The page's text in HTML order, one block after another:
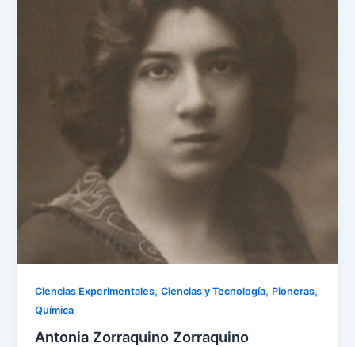
Ciencias Experimentales,Ciencias y Tecnología, Pioneras,
Química
Antonia Zorraquino Zorraquino